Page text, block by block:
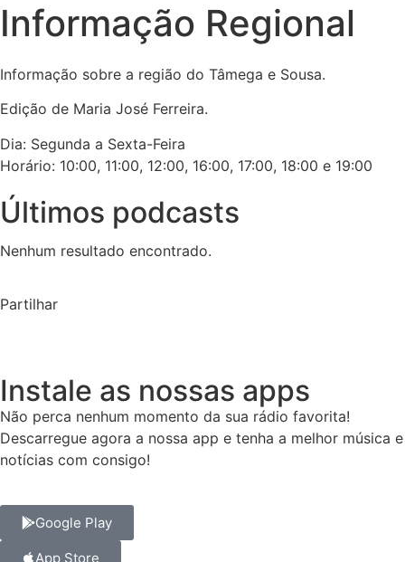
Informação Regional
Informação sobre a região do Tâmega e Sousa.
Edição de Maria José Ferreira.
Dia: Segunda a Sexta-Feira
Horário: 10:00, 11:00, 12:00, 16:00, 17:00, 18:00 e 19:00
Últimos podcasts
Nenhum resultado encontrado.
Partilhar
Instale as nossas apps
Não perca nenhum momento da sua rádio favorita!
Descarregue agora a nossa app e tenha a melhor música e
notícias com consigo!
Google Play
App Store